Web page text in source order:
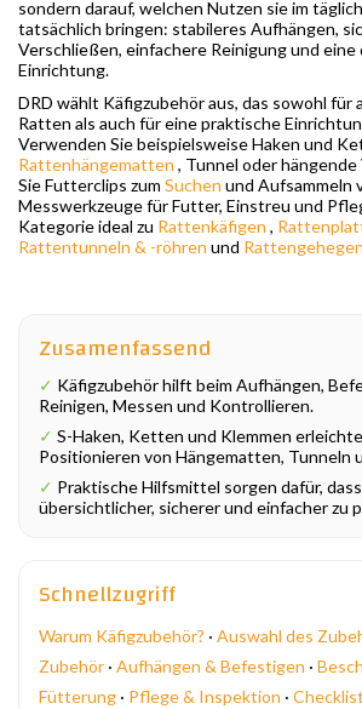
sondern darauf, welchen Nutzen sie im
tatsächlich bringen: stabileres Aufhängen,
Verschließen, einfachere Reinigung und
Einrichtung.
DRD wählt Käfigzubehör aus, das sowohl für
Ratten als auch für eine praktische
Verwenden Sie beispielsweise Haken und
Rattenhängematten , Tunnel oder
Sie Futterclips zum Suchen und Aufsammeln
Messwerkzeuge für Futter, Einstreu und
Kategorie ideal zu Rattenkäfigen ,
Rattentunneln & -röhren und Rattengehegen
Zusamenfassend
✓ Käfigzubehör hilft beim Aufhängen,
Reinigen, Messen und Kontrollieren.
✓ S-Haken, Ketten und Klemmen
Positionieren von Hängematten, Tunneln
✓ Praktische Hilfsmittel sorgen dafür,
übersichtlicher, sicherer und einfacher zu
Schnellzugriff
Warum Käfigzubehör? · Auswahl des
Zubehör · Aufhängen & Befestigen ·
Fütterung · Pflege & Inspektion ·